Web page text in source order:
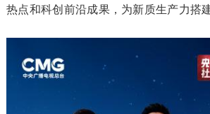
热点和科创前沿成果，为新质生产力搭